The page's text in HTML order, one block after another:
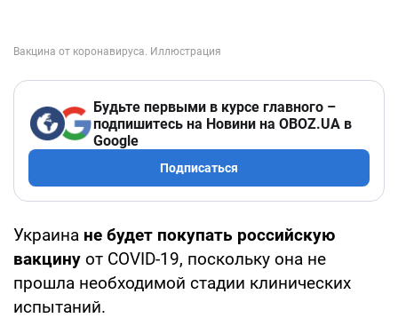
Будьте первыми в курсе главного –
подпишитесь на Новини на OBOZ.UA в
Google
Подписаться
Украина не будет покупать российскую
вакцину от COVID-19, поскольку она не
прошла необходимой стадии клинических
испытаний.